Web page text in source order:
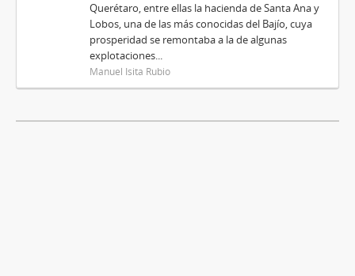
Querétaro, entre ellas la hacienda de Santa Ana y
Lobos, una de las más conocidas del Bajío, cuya
prosperidad se remontaba a la de algunas
explotaciones...
Manuel Isita Rubio